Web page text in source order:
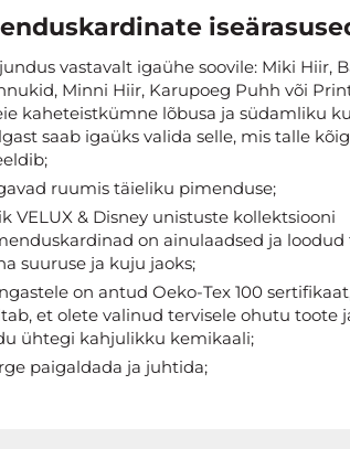
vastavalt igaühe soovile: Miki Hiir,
Minni Hiir, Karupoeg Puhh või
kaheteistkümne lõbusa ja südamliku
saab igaüks valida selle, mis talle
ruumis täieliku pimenduse;
VELUX & Disney unistuste kollektsiooni
on ainulaadsed ja loodud
suuruse ja kuju jaoks;
on antud Oeko-Tex 100
et olete valinud tervisele ohutu toote
ühtegi kahjulikku kemikaali;
paigaldada ja juhtida;